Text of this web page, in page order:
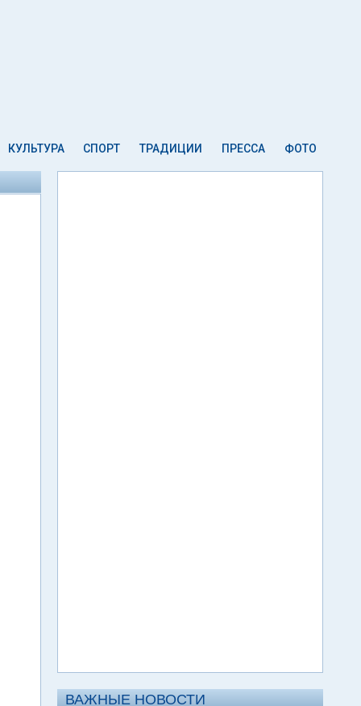
КУЛЬТУРА СПОРТ ТРАДИЦИИ ПРЕССА ФОТО
ВАЖНЫЕ НОВОСТИ